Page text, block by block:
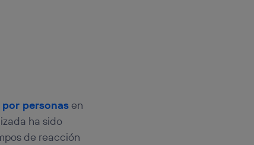
personas en
ha sido
de reacción